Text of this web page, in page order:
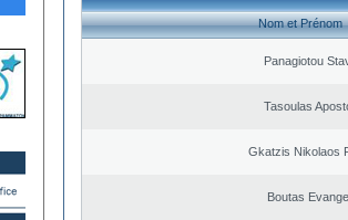
Nom et Prénom
Panagiotou
Tasoulas
Gkatzis Nikolaos
Boutas